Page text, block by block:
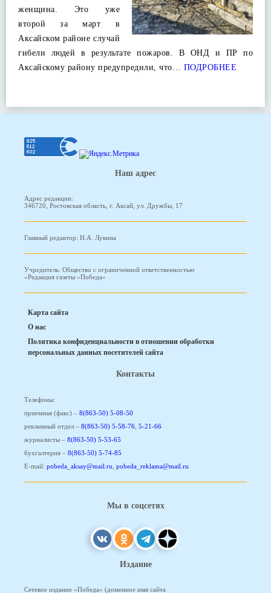
женщина. Это уже
второй за март в
Аксайском районе случай
гибели людей в результате пожаров. В ОНД и ПР по
Аксайскому району предупредили, что… ПОДРОБНЕЕ
Наш адрес
Адрес редакции:
346720, Ростовская область, г. Аксай, ул. Дружбы, 17
Главный редактор: Н.А. Лукина
Учредитель: Общество с ограниченной ответственностью
«Редакция газеты «Победа»
Карта сайта
О нас
Политика конфиденциальности в отношении обработки
персональных данных посетителей сайта
Контакты
Телефоны:
приемная (факс) – 8(863-50) 5-08-50
рекламный отдел – 8(863-50) 5-58-76 5-21-66
журналисты – 8(863-50) 5-53-65
бухгалтерия – 8(863-50) 5-74-85
E-mail: pobeda_aksay@mail.ru pobeda_reklama@mail.ru
Мы в соцсетях
Издание
Сетевое издание «Победа» (доменное имя сайта